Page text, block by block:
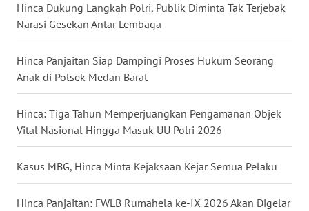
Hinca Dukung Langkah Polri, Publik Diminta Tak Terjebak
Narasi Gesekan Antar Lembaga
Hinca Panjaitan Siap Dampingi Proses Hukum Seorang
Anak di Polsek Medan Barat
Hinca: Tiga Tahun Memperjuangkan Pengamanan Objek
Vital Nasional Hingga Masuk UU Polri 2026
Kasus MBG, Hinca Minta Kejaksaan Kejar Semua Pelaku
Hinca Panjaitan: FWLB Rumahela ke-IX 2026 Akan Digelar
LAMPUNG
JATENG
NUSANTARA
WN
JOGJA
WN